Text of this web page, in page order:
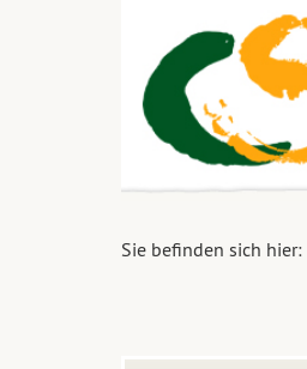
Sie befinden sich hier: